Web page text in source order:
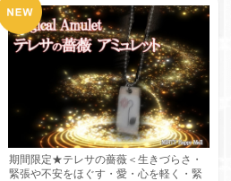
期間限定★テレサの薔薇＜生きづらさ・
緊張や不安をほぐす・愛・心を軽く・緊